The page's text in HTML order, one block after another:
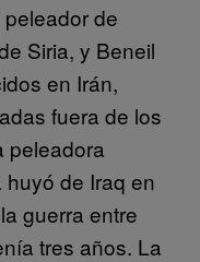
de
Siria, y Beneil
en Irán,
fuera de los
peleadora
de Iraq en
guerra entre
tres años. La